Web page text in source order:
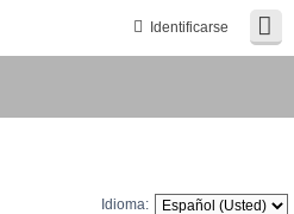
Identificarse
Idioma: